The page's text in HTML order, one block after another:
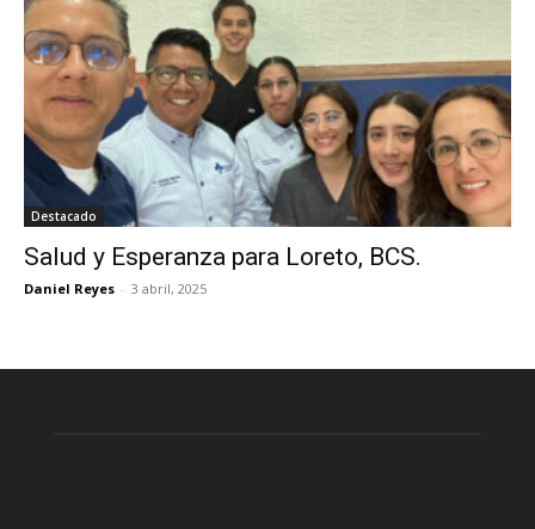
Destacado
Salud y Esperanza para Loreto, BCS.
Daniel Reyes - 3 abril, 2025